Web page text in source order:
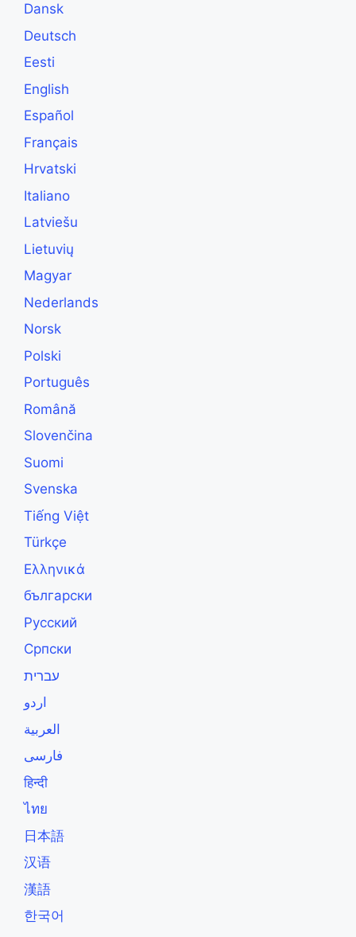
Dansk
Deutsch
Eesti
English
Español
Français
Hrvatski
Italiano
Latviešu
Lietuvių
Magyar
Nederlands
Norsk
Polski
Português
Română
Slovenčina
Suomi
Svenska
Tiếng Việt
Türkçe
Ελληνικά
български
Русский
Српски
עברית
اردو
العربية
فارسی
हिन्दी
ไทย
日本語
汉语
漢語
한국어